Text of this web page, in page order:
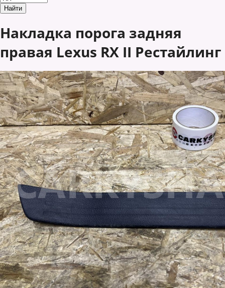
Накладка порога задняя
правая Lexus RX II Рестайлинг